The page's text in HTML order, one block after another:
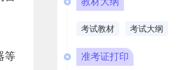
等
考试教材 考试大纲
准考证打印